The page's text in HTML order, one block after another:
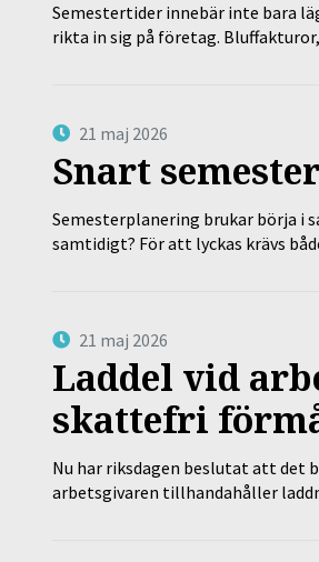
Semestertider innebär inte bara
rikta in sig på företag.
21 maj 2026
Snart
Semesterplanering brukar börja i
samtidigt? För att lyckas krävs
21 maj 2026
Laddel vid
skattefri
Nu har riksdagen beslutat att det
arbetsgivaren tillhandahåller